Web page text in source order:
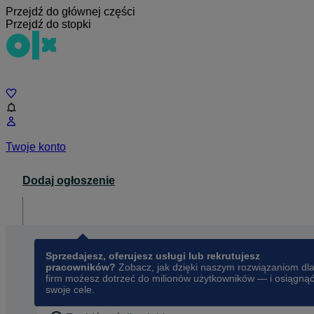
Przejdź do głównej części
Przejdź do stopki
Twoje konto
Dodaj ogłoszenie
Sprzedajesz, oferujesz usługi lub rekrutujesz
pracowników? Zobacz, jak dzięki naszym rozwiązaniom dla
firm możesz dotrzeć do milionów użytkowników — i osiągnąć
swoje cele.